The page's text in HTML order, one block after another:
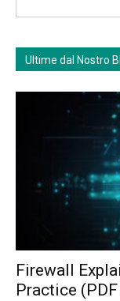
Ultime dal Nostro
Firewall
Practice